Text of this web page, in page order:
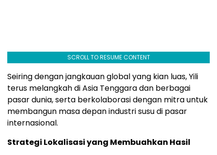
SCROLL TO RESUME CONTENT
Seiring dengan jangkauan global yang kian luas, Yili
terus melangkah di Asia Tenggara dan berbagai
pasar dunia, serta berkolaborasi dengan mitra untuk
membangun masa depan industri susu di pasar
internasional.
Strategi Lokalisasi yang Membuahkan Hasil